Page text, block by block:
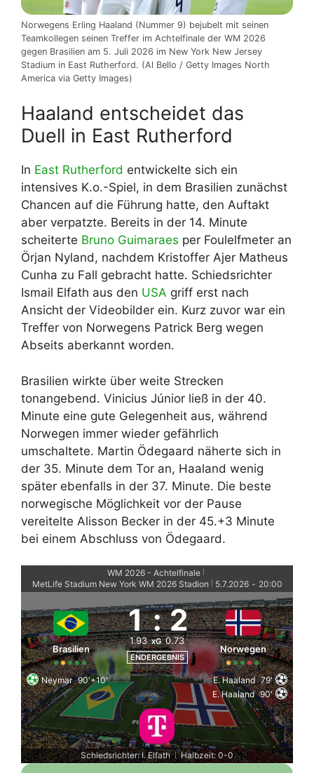
Norwegens Erling Haaland (Nummer 9) bejubelt mit seinen
Teamkollegen seinen Treffer im Achtelfinale der WM 2026
gegen Brasilien am 5. Juli 2026 im New York New Jersey
Stadium in East Rutherford. (Al Bello / Getty Images North
America via Getty Images)
Haaland entscheidet das
Duell in East Rutherford
In East Rutherford entwickelte sich ein
intensives K.o.-Spiel, in dem Brasilien zunächst
Chancen auf die Führung hatte, den Auftakt
aber verpatzte. Bereits in der 14. Minute
scheiterte Bruno Guimaraes per Foulelfmeter an
Örjan Nyland, nachdem Kristoffer Ajer Matheus
Cunha zu Fall gebracht hatte. Schiedsrichter
Ismail Elfath aus den USA griff erst nach
Ansicht der Videobilder ein. Kurz zuvor war ein
Treffer von Norwegens Patrick Berg wegen
Abseits aberkannt worden.
Brasilien wirkte über weite Strecken
tonangebend. Vinicius Júnior ließ in der 40.
Minute eine gute Gelegenheit aus, während
Norwegen immer wieder gefährlich
umschaltete. Martin Ödegaard näherte sich in
der 35. Minute dem Tor an, Haaland wenig
später ebenfalls in der 37. Minute. Die beste
norwegische Möglichkeit vor der Pause
vereitelte Alisson Becker in der 45.+3 Minute
bei einem Abschluss von Ödegaard.
WM 2026 - Achtelfinale
MetLife Stadium New York WM 2026 Stadion 5.7.2026 - 20:00
Brasilien
1 : 2
1.93 xG 0.73
ENDERGEBNIS
Norwegen
Neymar 90'+10' E. Haaland 79'
E. Haaland 90'
Schiedsrichter: I. Elfath | Halbzeit: 0-0